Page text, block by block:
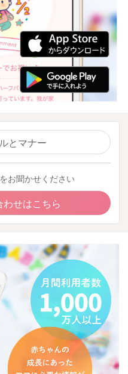
とマナー
お聞かせください
せはこちら